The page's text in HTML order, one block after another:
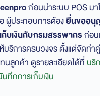
ก่อนนำระบบ POS มา
ผู้ประกอบการต้องยื่นขออนุ
ก็บเงินกับกรมสรรพากรก่อ
บริการครบวงจร ตั้งแต่จัดทำ
นลูกค้า ดูรายละเอียดได้ที่ บริ
ทึกการเก็บเงิน